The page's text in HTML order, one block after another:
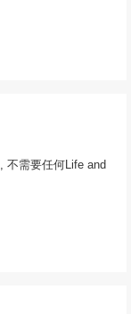
不需要任何Life and